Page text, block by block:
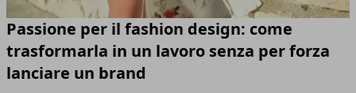
Passione per il fashion design: come
trasformarla in un lavoro senza per forza
lanciare un brand